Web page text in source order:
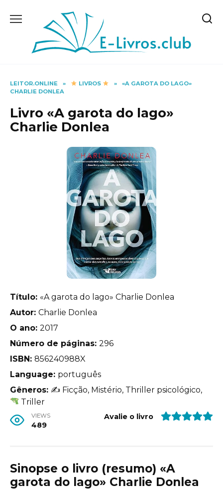
LEITOR.ONLINE » LIVROS »
«A GAROTA DO LAGO»
CHARLIE DONLEA
Livro «A garota do lago»
Charlie Donlea
Título: «A garota do lago» Charlie Donlea
Autor: Charlie Donlea
O ano: 2017
Número de páginas: 296
ISBN: 856240988X
Language: português
Gêneros: ✍ Ficção, Mistério, Thriller psicológico,
Triller
VIEWS
489
Avalie o livro
Sinopse o livro (resumo) «A
garota do lago» Charlie Donlea